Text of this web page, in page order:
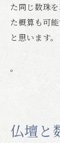
た同じ数珠
た概算も可
と思います。
。
仏壇と